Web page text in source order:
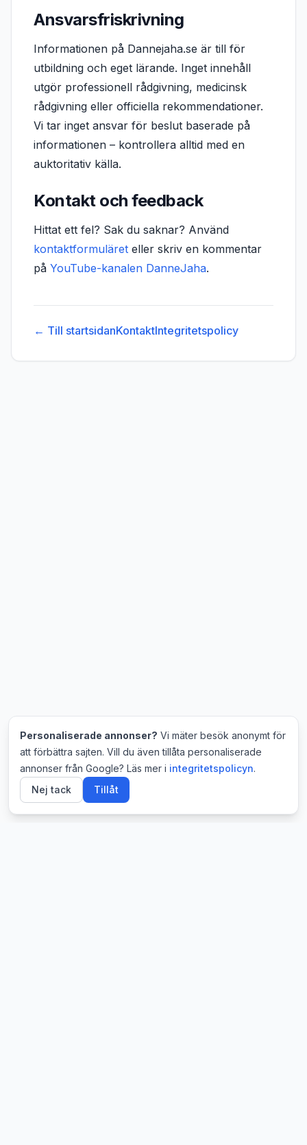
Ansvarsfriskrivning
Informationen på Dannejaha.se är till för
utbildning och eget lärande. Inget innehåll
utgör professionell rådgivning, medicinsk
rådgivning eller officiella rekommendationer.
Vi tar inget ansvar för beslut baserade på
informationen – kontrollera alltid med en
auktoritativ källa.
Kontakt och feedback
Hittat ett fel? Sak du saknar? Använd
kontaktformuläret eller skriv en kommentar
på YouTube-kanalen DanneJaha.
← Till startsidanKontaktIntegritetspolicy
Personaliserade annonser? Vi mäter besök anonymt för
att förbättra sajten. Vill du även tillåta personaliserade
annonser från Google? Läs mer i integritetspolicyn.
Nej tack
Tillåt